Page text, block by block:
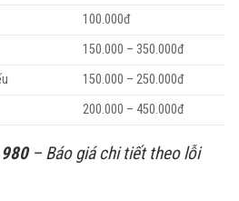
100.000đ
150.000 – 350.000đ
150.000 – 250.000đ
200.000 – 450.000đ
– Báo giá chi tiết theo lỗi